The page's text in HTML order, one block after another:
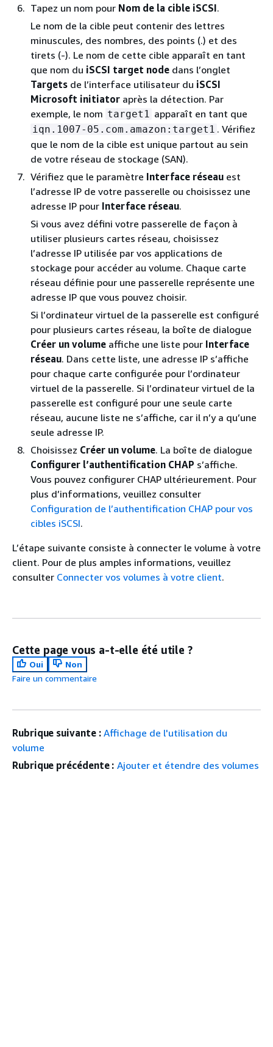
Tapez un nom pour Nom de la cible iSCSI.
Le nom de la cible peut contenir des lettres
minuscules, des nombres, des points (.) et des
tirets (-). Le nom de cette cible apparaît en tant
que nom du iSCSI target node dans l’onglet
Targets de l’interface utilisateur du iSCSI
Microsoft initiator après la détection. Par
exemple, le nom target1 apparaît en tant que
iqn.1007-05.com.amazon:target1 . Vérifiez
que le nom de la cible est unique partout au sein
de votre réseau de stockage (SAN).
Vérifiez que le paramètre Interface réseau est
l’adresse IP de votre passerelle ou choisissez une
adresse IP pour Interface réseau.
Si vous avez défini votre passerelle de façon à
utiliser plusieurs cartes réseau, choisissez
l’adresse IP utilisée par vos applications de
stockage pour accéder au volume. Chaque carte
réseau définie pour une passerelle représente une
adresse IP que vous pouvez choisir.
Si l’ordinateur virtuel de la passerelle est configuré
pour plusieurs cartes réseau, la boîte de dialogue
Créer un volume affiche une liste pour Interface
réseau. Dans cette liste, une adresse IP s’affiche
pour chaque carte configurée pour l’ordinateur
virtuel de la passerelle. Si l’ordinateur virtuel de la
passerelle est configuré pour une seule carte
réseau, aucune liste ne s’affiche, car il n’y a qu’une
seule adresse IP.
Choisissez Créer un volume. La boîte de dialogue
Configurer l’authentification CHAP s’affiche.
Vous pouvez configurer CHAP ultérieurement. Pour
plus d’informations, veuillez consulter
Configuration de l’authentification CHAP pour vos
cibles iSCSI.
L’étape suivante consiste à connecter le volume à votre
client. Pour de plus amples informations, veuillez
consulter Connecter vos volumes à votre client.
Cette page vous a-t-elle été utile ?
Oui
Non
Faire un commentaire
Rubrique suivante : Affichage de l'utilisation du
volume
Rubrique précédente : Ajouter et étendre des volumes